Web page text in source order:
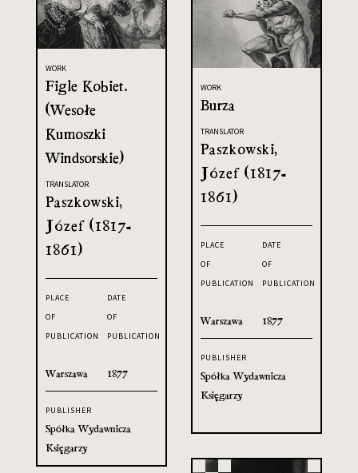
WORK
Figle Kobiet.
(Wesołe
Kumoszki
Windsorskie)
TRANSLATOR
Paszkowski,
Józef (1817-
1861)
PLACE
OF
PUBLICATION
Warszawa
DATE
OF
PUBLICATION
1877
PUBLISHER
Spółka Wydawnicza
Księgarzy
WORK
Burza
TRANSLATOR
Paszkowski,
Józef (1817-
1861)
PLACE
OF
PUBLICATION
Warszawa
DATE
OF
PUBLICATION
1877
PUBLISHER
Spółka Wydawnicza
Księgarzy